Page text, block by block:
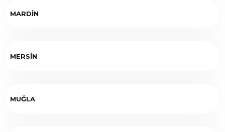
MARDİN
MERSİN
MUĞLA